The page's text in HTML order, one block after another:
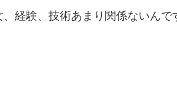
、経験、技術あまり関係ないん